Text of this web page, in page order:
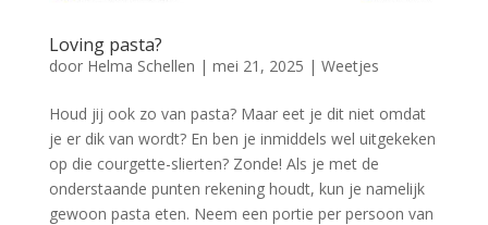
Loving pasta?
door Helma Schellen | mei 21, 2025 | Weetjes
Houd jij ook zo van pasta? Maar eet je dit niet omdat
je er dik van wordt? En ben je inmiddels wel uitgekeken
op die courgette-slierten? Zonde! Als je met de
onderstaande punten rekening houdt, kun je namelijk
gewoon pasta eten. Neem een portie per persoon van